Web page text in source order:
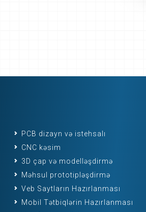
PCB dizayn və istehsalı
CNC kəsim
3D çap və modelləşdirmə
Məhsul prototipləşdirmə
Veb Saytların Hazırlanması
Mobil Tətbiqlərin Hazırlanması